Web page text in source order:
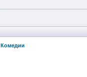
Комедии